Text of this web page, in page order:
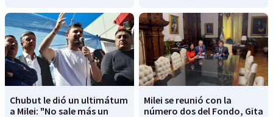
Chubut le dió un ultimátum
a Milei: "No sale más un
Milei se reunió con la
número dos del Fondo, Gita